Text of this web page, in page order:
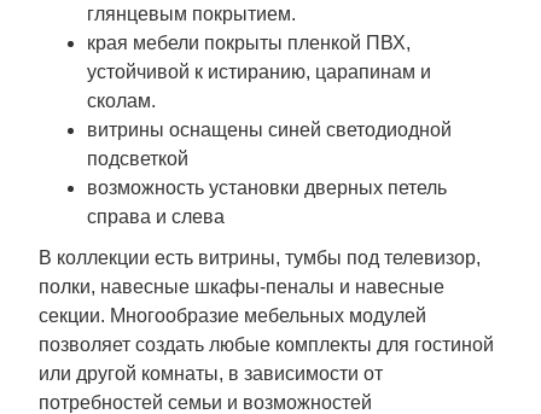
глянцевым покрытием.
края мебели покрыты пленкой ПВХ,
устойчивой к истиранию, царапинам и
сколам.
витрины оснащены синей светодиодной
подсветкой
возможность установки дверных петель
справа и слева
В коллекции есть витрины, тумбы под телевизор,
полки, навесные шкафы-пеналы и навесные
секции. Многообразие мебельных модулей
позволяет создать любые комплекты для гостиной
или другой комнаты, в зависимости от
потребностей семьи и возможностей